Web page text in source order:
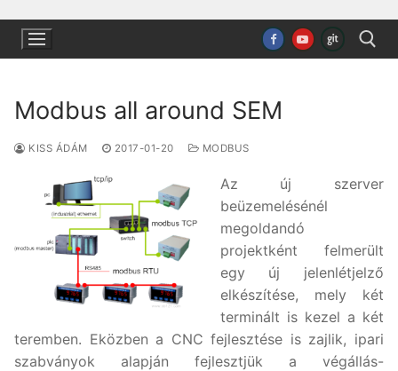
tartalomra
Keresése:
Modbus all around SEM
KISS ÁDÁM 2017-01-20 MODBUS
Az új szerver
beüzemelésénél
megoldandó
projektként felmerült
egy új jelenlétjelző
elkészítése, mely két
terminált is kezel a két
teremben. Eközben a CNC fejlesztése is zajlik, ipari
szabványok alapján fejlesztjük a végállás-